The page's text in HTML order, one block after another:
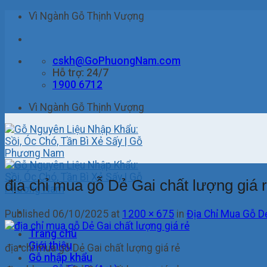
Skip
content
Vì Ngành Gỗ Thịnh Vượng
cskh@GoPhuongNam.com
Hỗ trợ: 24/7
1900 6712
Vì Ngành Gỗ Thịnh Vượng
Trang chủ
Giới thiệu
Gỗ nhập khẩu
địa chỉ mua gỗ Dẻ Gai chất lượng giá
Published 06/10/2025 at 1200 × 675 in Địa Chỉ Mua Gỗ
địa chỉ mua gỗ Dẻ Gai chất lượng giá rẻ